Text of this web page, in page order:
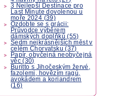
3 Nejlepší Destinace pro
Last Minute dovolenou u
moře 2024 (39)
Ozdobte se s grácii:
Průvodce výběrem
dámských doplňků (55)
Sedm nejkrásnějších měst v
celém Chorvatsku (37)
Papír, obyčejná neobyčejná
věc (30)
Buritto s Jihočeským žervé,
fazolemi, hovězím ragú,
avokádem a koriandrem
(16)